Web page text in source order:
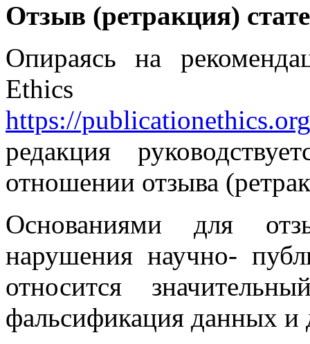
Отзыв (ретракция)
Опираясь на
Ethics
https://
редакция
отношении отзыва
Основаниями для
нарушения научно-
относится
фальсификация данных и